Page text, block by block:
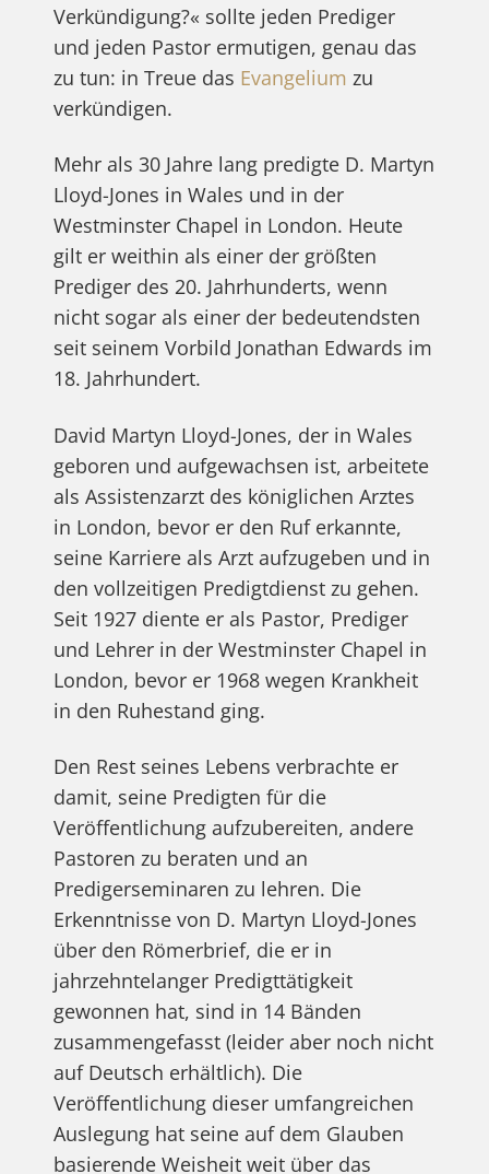
Verkündigung?« sollte jeden Prediger
und jeden Pastor ermutigen, genau das
zu tun: in Treue das Evangelium zu
verkündigen.
Mehr als 30 Jahre lang predigte D. Martyn
Lloyd-Jones in Wales und in der
Westminster Chapel in London. Heute
gilt er weithin als einer der größten
Prediger des 20. Jahrhunderts, wenn
nicht sogar als einer der bedeutendsten
seit seinem Vorbild Jonathan Edwards im
18. Jahrhundert.
David Martyn Lloyd-Jones, der in Wales
geboren und aufgewachsen ist, arbeitete
als Assistenzarzt des königlichen Arztes
in London, bevor er den Ruf erkannte,
seine Karriere als Arzt aufzugeben und in
den vollzeitigen Predigtdienst zu gehen.
Seit 1927 diente er als Pastor, Prediger
und Lehrer in der Westminster Chapel in
London, bevor er 1968 wegen Krankheit
in den Ruhestand ging.
Den Rest seines Lebens verbrachte er
damit, seine Predigten für die
Veröffentlichung aufzubereiten, andere
Pastoren zu beraten und an
Predigerseminaren zu lehren. Die
Erkenntnisse von D. Martyn Lloyd-Jones
über den Römerbrief, die er in
jahrzehntelanger Predigttätigkeit
gewonnen hat, sind in 14 Bänden
zusammengefasst (leider aber noch nicht
auf Deutsch erhältlich). Die
Veröffentlichung dieser umfangreichen
Auslegung hat seine auf dem Glauben
basierende Weisheit weit über das